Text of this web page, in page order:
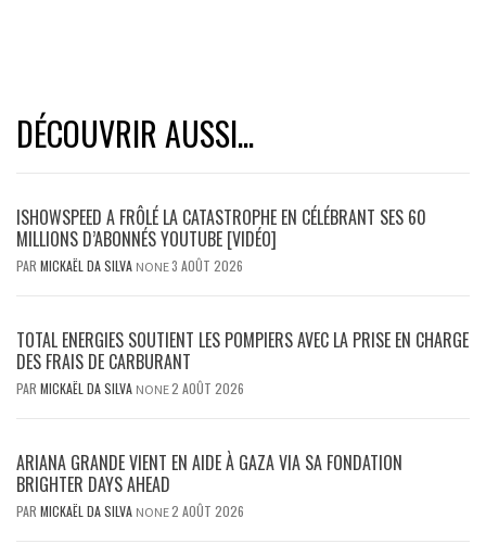
DÉCOUVRIR AUSSI...
ISHOWSPEED A FRÔLÉ LA CATASTROPHE EN CÉLÉBRANT SES 60
MILLIONS D’ABONNÉS YOUTUBE [VIDÉO]
PAR MICKAËL DA SILVA NONE3 AOÛT 2026
TOTAL ENERGIES SOUTIENT LES POMPIERS AVEC LA PRISE EN CHARGE
DES FRAIS DE CARBURANT
PAR MICKAËL DA SILVA NONE2 AOÛT 2026
ARIANA GRANDE VIENT EN AIDE À GAZA VIA SA FONDATION
BRIGHTER DAYS AHEAD
PAR MICKAËL DA SILVA NONE2 AOÛT 2026